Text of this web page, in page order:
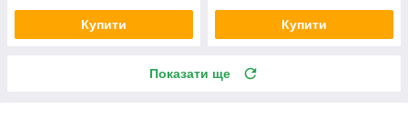
Купити Купити
Показати ще